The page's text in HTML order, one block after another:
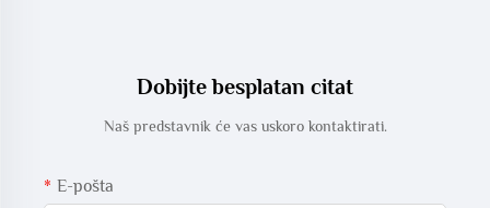
Dobijte besplatan citat
Naš predstavnik će vas uskoro kontaktirati.
E-pošta